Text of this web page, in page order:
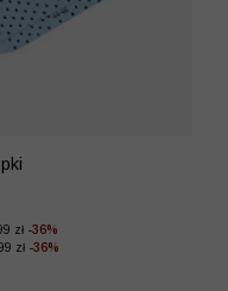
zł -36%
zł -36%